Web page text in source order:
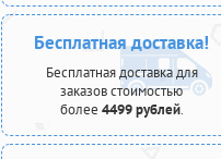
Бесплатная доставка!
Бесплатная доставка для
заказов стоимостью
более 4499 рублей.